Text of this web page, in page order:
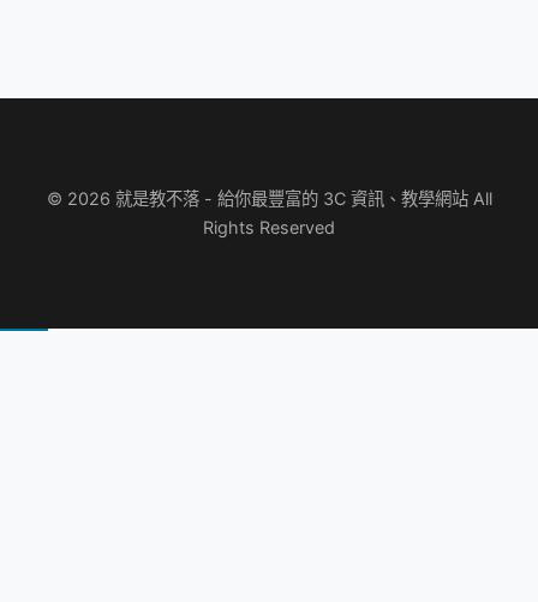
© 2026 就是教不落 - 給你最豐富的 3C 資訊、教學網站 All
Rights Reserved